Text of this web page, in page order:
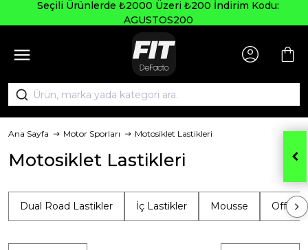
Seçili Ürünlerde ₺2000 Üzeri ₺200 İndirim Kodu:
AGUSTOS200
Ana Sayfa Motor Sporları Motosiklet Lastikleri
Motosiklet Lastikleri
Dual Road Lastikler İç Lastikler Mousse